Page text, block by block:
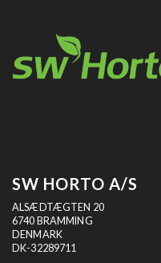
SW HORTO A/S
ALSÆDTÆGTEN 20
6740 BRAMMING
DENMARK
DK-32289711